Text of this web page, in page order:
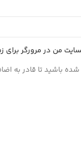
من در مرورگر
باشید تا قادر به